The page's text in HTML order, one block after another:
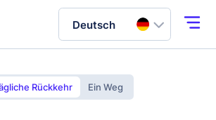
Deutsch
Rückkehr Ein Weg